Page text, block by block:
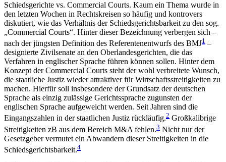
Schiedsgerichte vs. Commercial Courts. Kaum ein Thema wurde in
den letzten Wochen in Rechtskreisen so häufig und kontrovers
diskutiert, wie das Verhältnis der Schiedsgerichtsbarkeit zu den sog.
„Commercial Courts“. Hinter dieser Bezeichnung verbergen sich –
nach der jüngsten Definition des Referentenentwurfs des BMJ1 –
designierte Zivilsenate an den Oberlandesgerichten, die das
Verfahren in englischer Sprache führen können sollen. Hinter dem
Konzept der Commercial Courts steht der wohl verbreitete Wunsch,
die staatliche Justiz wieder attraktiver für Wirtschaftsstreitigkeiten zu
machen. Hierfür soll insbesondere der Grundsatz der deutschen
Sprache als einzig zulässige Gerichtssprache zugunsten der
englischen Sprache aufgeweicht werden. Seit Jahren sind die
Eingangszahlen in der staatlichen Justiz rückläufig.2 Großkalibrige
Streitigkeiten zB aus dem Bereich M&A fehlen.3 Nicht nur der
Gesetzgeber vermutet ein Abwandern dieser Streitigkeiten in die
Schiedsgerichtsbarkeit.4